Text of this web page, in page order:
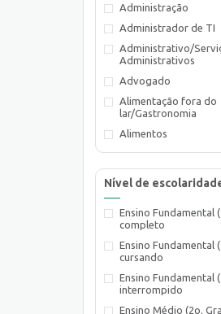
Administração
Administrador de TI
Administrativo/
Administrativos
Advogado
Alimentação fora do
lar/Gastronomia
Alimentos
Almoxarife
Assistente de
Assistente Social
Atendente Comercial
Auxiliar de Cozinha
Nível de
Ensino Fundamental
completo
Ensino Fundamental
cursando
Ensino Fundamental
interrompido
Ensino Médio (2o.